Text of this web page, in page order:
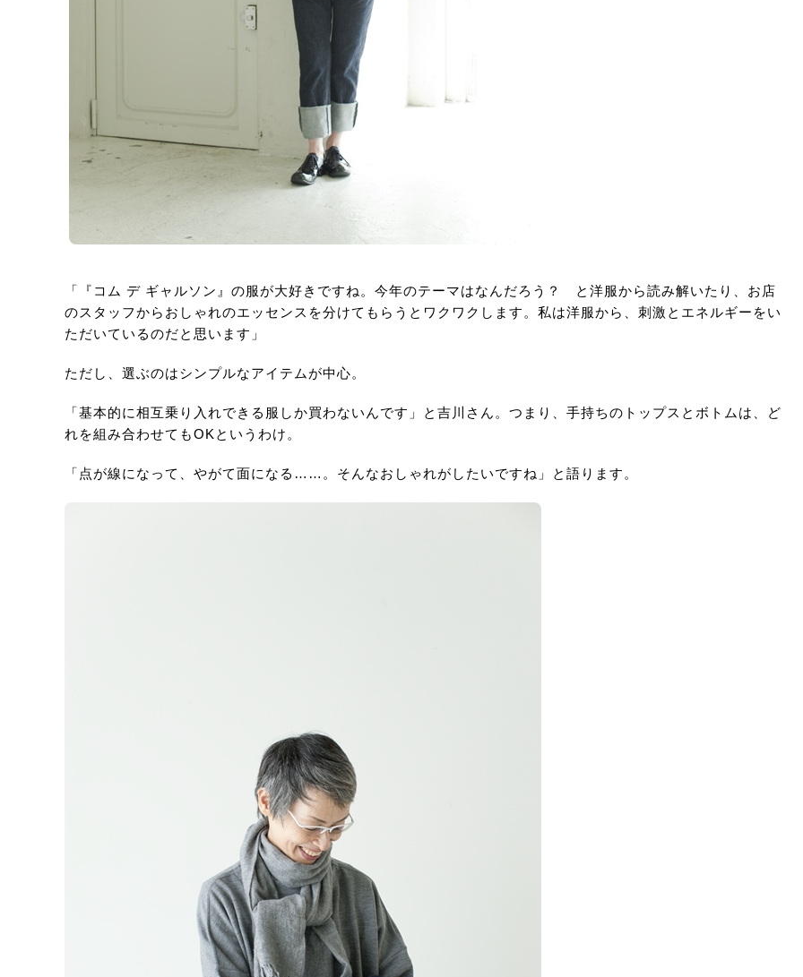
「『コム デ ギャルソン』の服が大好きですね。今年のテーマはなんだろう？ と洋服から読み解いたり、お店
のスタッフからおしゃれのエッセンスを分けてもらうとワクワクします。私は洋服から、刺激とエネルギーをい
ただいているのだと思います」
ただし、選ぶのはシンプルなアイテムが中心。
「基本的に相互乗り入れできる服しか買わないんです」と吉川さん。つまり、手持ちのトップスとボトムは、ど
れを組み合わせてもOKというわけ。
「点が線になって、やがて面になる……。そんなおしゃれがしたいですね」と語ります。